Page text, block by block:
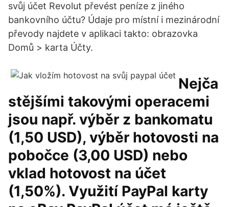
svůj účet Revolut převést peníze z jiného
bankovního účtu? Údaje pro místní i mezinárodní
převody najdete v aplikaci takto: obrazovka
Domů > karta Účty.
Nejča
stějšími takovými operacemi
jsou např. výběr z bankomatu
(1,50 USD), výběr hotovosti na
pobočce (3,00 USD) nebo
vklad hotovost na účet
(1,50%). Využití PayPal karty